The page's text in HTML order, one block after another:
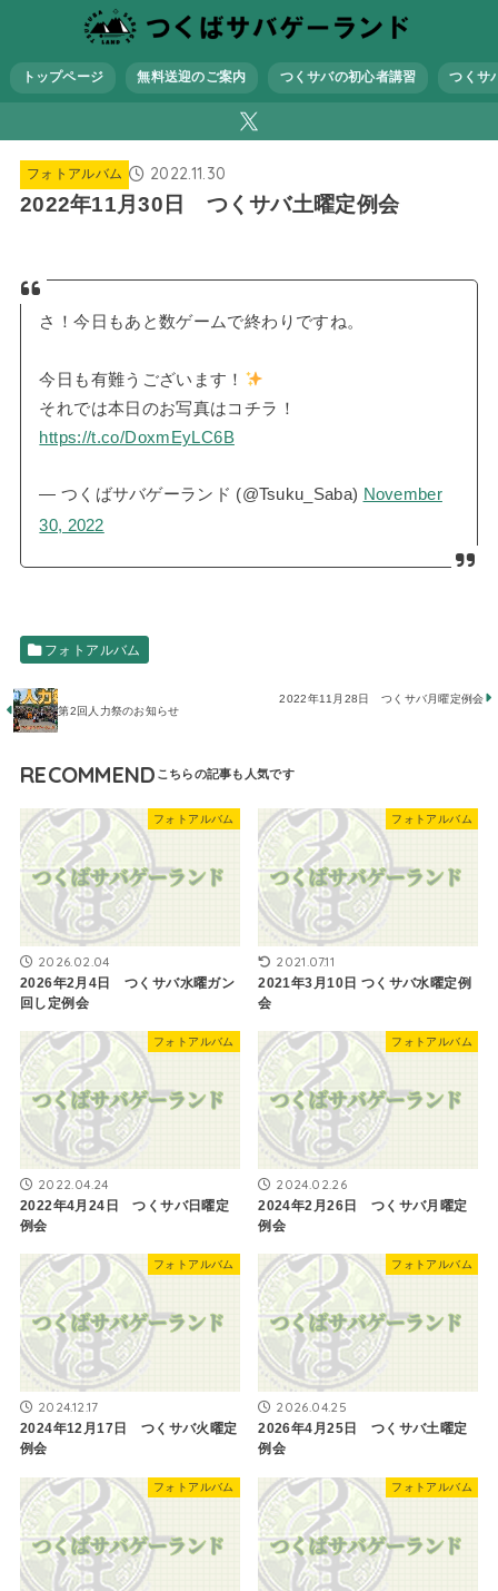
トップページ 無料送迎のご案内 つくサバの初心者講習 つくサ
フォトアルバム 2022.11.30
2022年11月30日 つくサバ土曜定例会
さ！今日もあと数ゲームで終わりですね。
今日も有難うございます！
それでは本日のお写真はコチラ！
https://t.co/DoxmEyLC6B
— つくばサバゲーランド (@Tsuku_Saba) November
30, 2022
フォトアルバム
第2回人力祭のお知らせ
2022年11月28日 つくサバ月曜定例会
RECOMMEND
フォトアルバム
2026.02.04
2026年2月4日 つくサバ水曜ガン
回し定例会
フォトアルバム
2021.07.11
2021年3月10日 ​つくサバ水曜定例
会
フォトアルバム
2022.04.24
2022年4月24日 つくサバ日曜定
例会
フォトアルバム
2024.02.26
2024年2月26日 つくサバ月曜定
例会
フォトアルバム
2024.12.17
2024年12月17日 つくサバ火曜定
例会
フォトアルバム
2026.04.25
2026年4月25日 つくサバ土曜定
例会
フォトアルバム フォトアルバム